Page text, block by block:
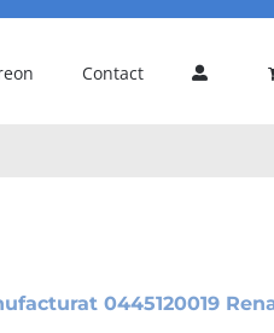
Contact
0445120019